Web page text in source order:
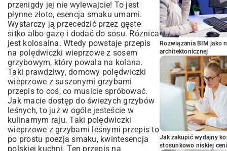
przenigdy jej nie wylewajcie! To jest
płynne złoto, esencja smaku umami.
Wystarczy ją przecedzić przez gęste
sitko albo gazę i dodać do sosu. Różnica
jest kolosalna. Wtedy powstaje przepis
na polędwiczki wieprzowe z sosem
grzybowym, który powala na kolana.
Taki prawdziwy, domowy polędwiczki
wieprzowe z suszonymi grzybami
przepis to coś, co musicie spróbować.
Jak macie dostęp do świeżych grzybów
leśnych, to już w ogóle jesteście w
kulinarnym raju. Taki polędwiczki
wieprzowe z grzybami leśnymi przepis to
po prostu poezja smaku, kwintesencja
polskiej kuchni. Ten przepis na
Rozwiązania BIM jako
architektonicznej
Jak zakupić wydajny
stosunkowo niskiej